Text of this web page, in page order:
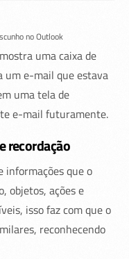
no Outlook
uma caixa de
um e-mail que estava
uma tela de
e-mail futuramente.
recordação
informações que o
objetos, ações e
isso faz com que o
reconhecendo